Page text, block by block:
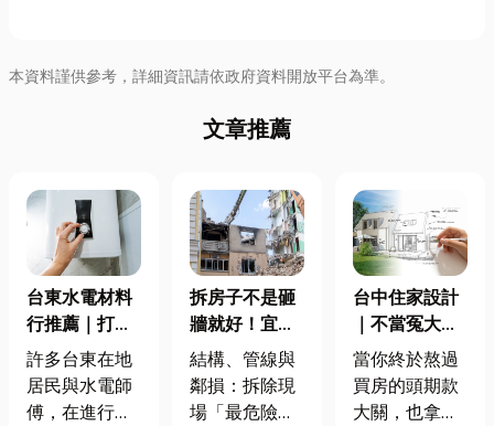
本資料謹供參考，詳細資訊請依政府資料開放平台為準。
文章推薦
台東水電材料
行推薦｜打造
安全耐用的居
家環境
許多台東在地
居民與水電師
傅，在進行居
拆房子不是砸
牆就好！宜蘭
裝潢拆除、水
泥切割施工前
必看的避坑指
結構、管線與
鄰損：拆除現
場「最危險的
台中住家設計
｜不當冤大
頭！教你新家
該如何聰明裝
潢！
當你終於熬過
買房的頭期款
大關，也拿到